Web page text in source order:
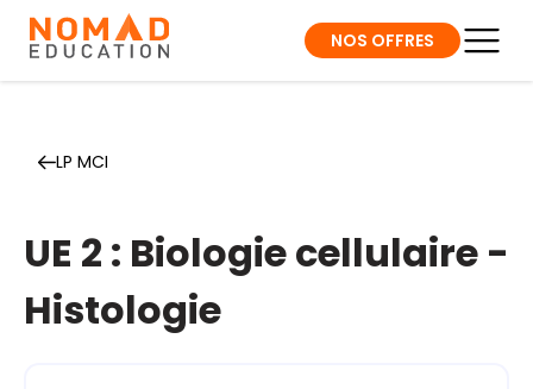
NOS OFFRES
LP MCI
UE 2 : Biologie cellulaire -
Histologie